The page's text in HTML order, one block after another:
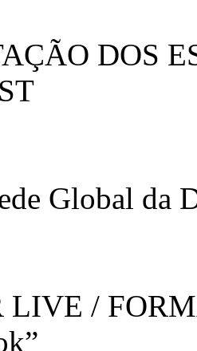
DOS
Global da
/